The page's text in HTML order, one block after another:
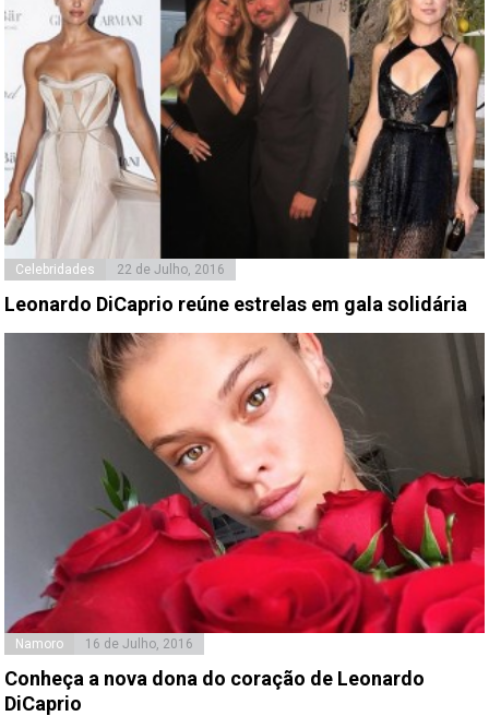
Celebridades 22 de Julho, 2016
Leonardo DiCaprio reúne estrelas em gala solidária
Namoro 16 de Julho, 2016
Conheça a nova dona do coração de Leonardo
DiCaprio